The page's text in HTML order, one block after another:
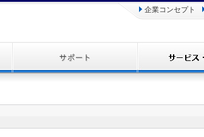
企業コンセプト